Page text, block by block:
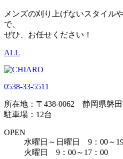
メンズの刈り上げないスタイル
で、
ぜひ、お任せください！
ALL
0538-33-5511
所在地：〒438-0062 静岡県磐
駐車場：12台
OPEN
水曜日～日曜日 9：00～
火曜日 9：00～17：00